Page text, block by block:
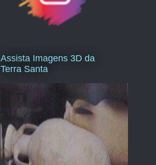
Assista Imagens 3D da
Terra Santa